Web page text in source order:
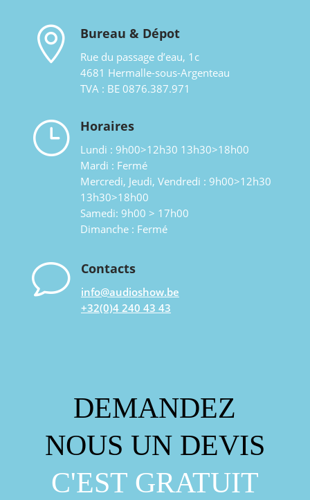
 Bureau & Dépot
Rue du passage d’eau, 1c
4681 Hermalle-sous-Argenteau
TVA : BE 0876.387.971
} Horaires
Lundi : 9h00>12h30 13h30>18h00
Mardi : Fermé
Mercredi, Jeudi, Vendredi : 9h00>12h30
13h30>18h00
Samedi: 9h00 > 17h00
Dimanche : Fermé
v Contacts
info@audioshow.be
+32(0)4 240 43 43
DEMANDEZ
NOUS UN DEVIS
C'EST GRATUIT